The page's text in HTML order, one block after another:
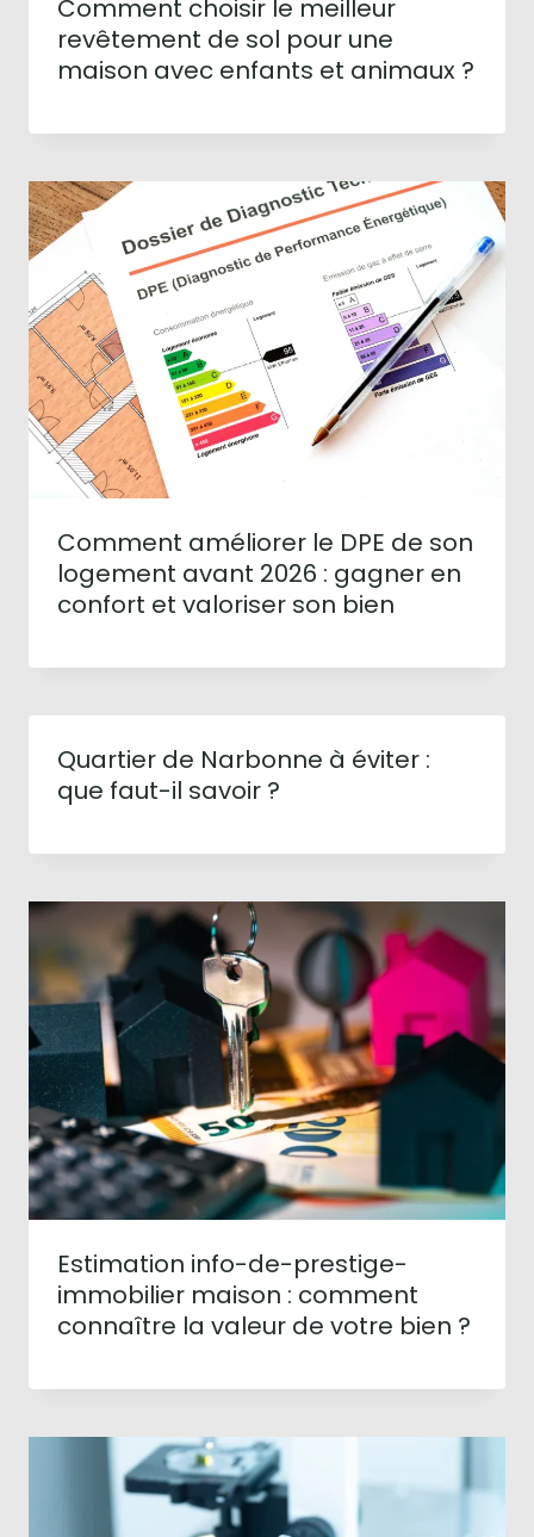
Comment choisir le meilleur
revêtement de sol pour une
maison avec enfants et animaux ?
Comment améliorer le DPE de son
logement avant 2026 : gagner en
confort et valoriser son bien
Quartier de Narbonne à éviter :
que faut-il savoir ?
Estimation info-de-prestige-
immobilier maison : comment
connaître la valeur de votre bien ?